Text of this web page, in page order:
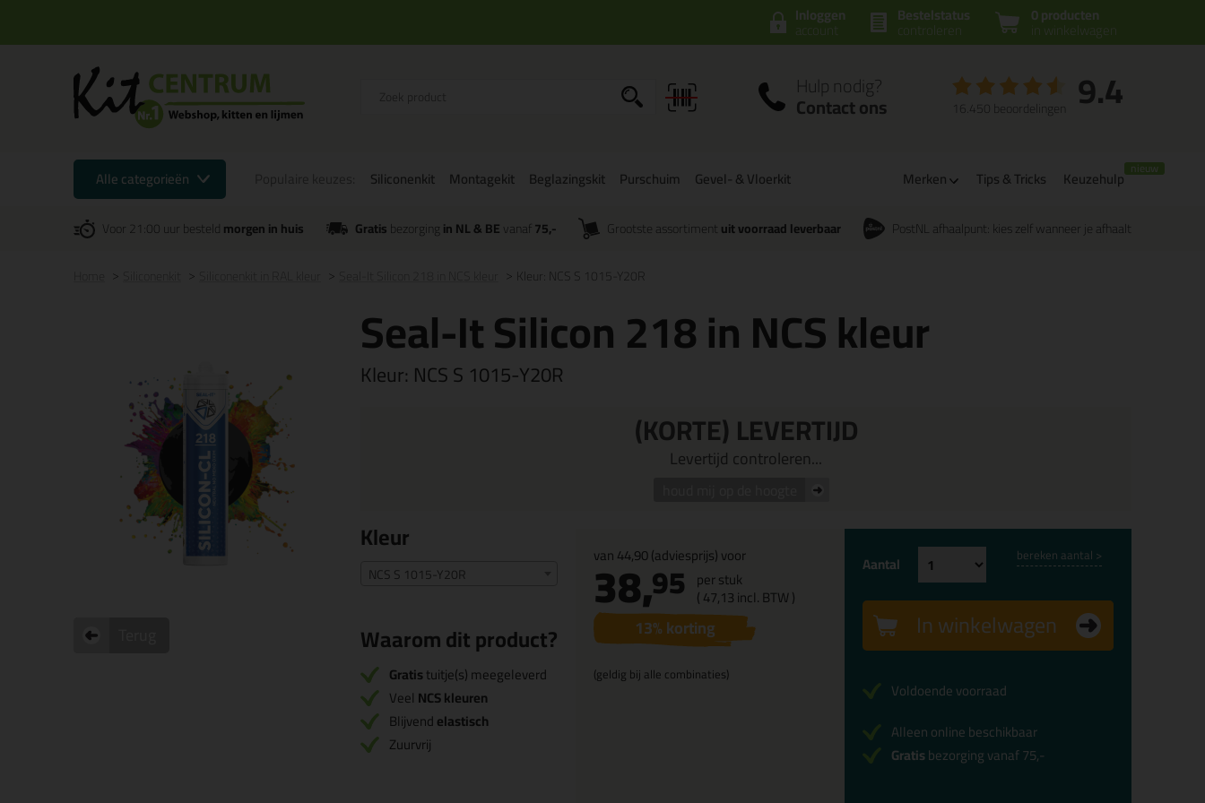
0 producten
in winkelwagen
Bestelstatus
controleren
Inloggen
account
Hulp nodig?
Contact ons 9.4
16.450 beoordelingen
Alle categorieën Siliconenkit Montagekit Beglazingskit Purschuim Gevel- & Vloerkit Merken Tips & Tricks Keuzehulp
Voor 21:00 uur besteldmorgen in huis Gratisbezorgingin NL & BEvanaf 75,- Grootste assortiment uit voorraad leverbaar PostNL afhaalpunt: kies zelf wanneer je afhaalt
Kleur: NCS S 1015-Y20R
Seal-It Silicon 218 in NCS kleur
Kleur: NCS S 1015-Y20R
(KORTE) LEVERTIJD
Levertijd controleren...
Kleur
NCS S 1015-Y20R
Waarom dit product?
Gratistuitje(s) meegeleverd
Veel NCS kleuren
Blijvendelastisch
Zuurvrij
van44,90(adviesprijs) voor
38,95 per stuk
(47,13incl. BTW )
13% korting
(geldig bij alle combinaties)
Aantal bereken aantal >
In winkelwagen
Voldoende voorraad
Alleen online beschikbaar
Gratisbezorging vanaf 75,-